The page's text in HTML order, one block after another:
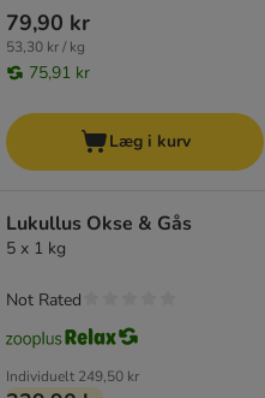
79,90 kr
53,30 kr / kg
75,91 kr
Læg i kurv
Lukullus Okse & Gås
5 x 1 kg
Individuelt 249,50 kr
Not Rated